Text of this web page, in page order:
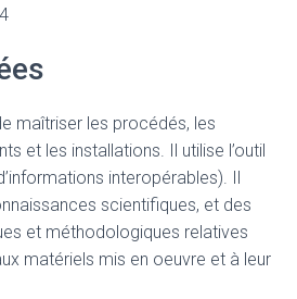
maîtriser les procédés, les
et les installations. Il utilise l’outil
interopérables). Il
scientifiques, et des
et méthodologiques relatives
matériels mis en oeuvre et à leur